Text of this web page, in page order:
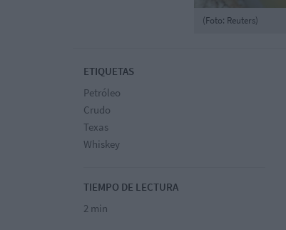
(Foto: Reuters)
ETIQUETAS
Petróleo
Crudo
Texas
Whiskey
TIEMPO DE LECTURA
2 min